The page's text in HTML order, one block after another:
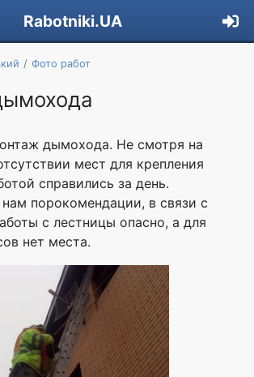
Rabotniki.UA
Фото работ
дымохода. Не смотря на
мест для крепления
справились за день.
порокомендации, в связи с
с лестницы опасно, а для
нет места.